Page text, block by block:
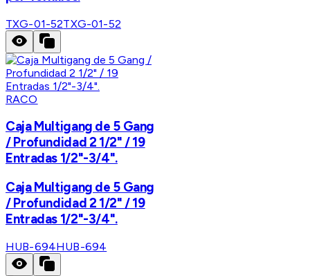
TXG-01-52TXG-01-52
RACO
Caja Multigang de 5 Gang
/ Profundidad 2 1/2" / 19
Entradas 1/2"-3/4".
Caja Multigang de 5 Gang
/ Profundidad 2 1/2" / 19
Entradas 1/2"-3/4".
HUB-694HUB-694